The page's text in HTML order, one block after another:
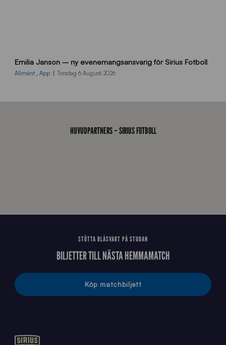
0
0
Emilia Janson – ny evenemangsansvarig för Sirius Fotboll
Allmänt , App Torsdag 6 Augusti 2026
HUVUDPARTNERS – SIRIUS FOTBOLL
STÖTTA BLÅSVART PÅ STUDAN
BILJETTER TILL NÄSTA HEMMAMATCH
Köp matchbiljett